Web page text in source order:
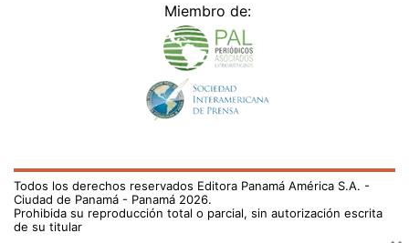
Miembro de:
Todos los derechos reservados Editora Panamá América S.A. -
Ciudad de Panamá - Panamá 2026.
Prohibida su reproducción total o parcial, sin autorización escrita
de su titular